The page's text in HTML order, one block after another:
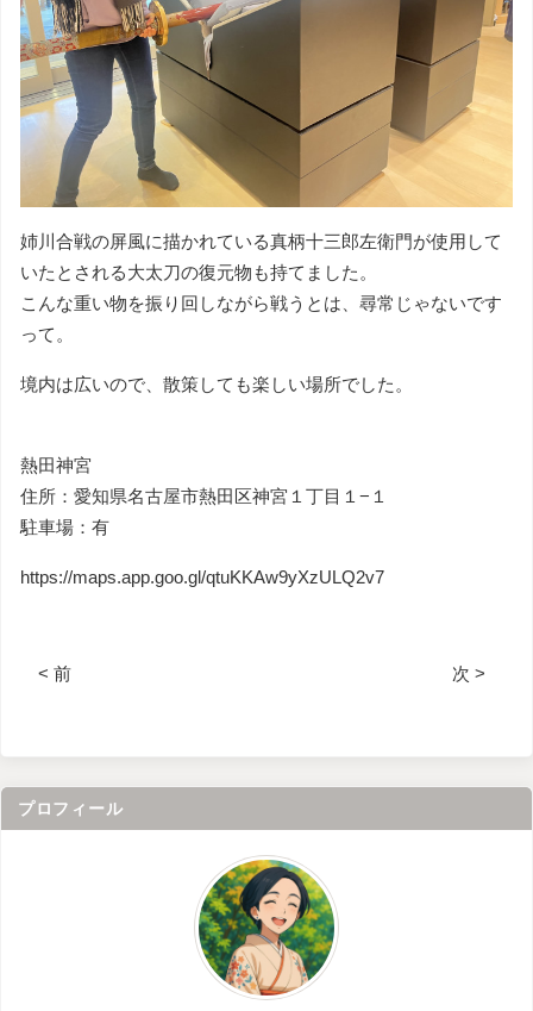
姉川合戦の屏風に描かれている真柄十三郎左衛門が使用して
いたとされる大太刀の復元物も持てました。
こんな重い物を振り回しながら戦うとは、尋常じゃないです
って。
境内は広いので、散策しても楽しい場所でした。
熱田神宮
住所：愛知県名古屋市熱田区神宮１丁目１−１
駐車場：有
https://maps.app.goo.gl/qtuKKAw9yXzULQ2v7
< 前 次 >
プロフィール